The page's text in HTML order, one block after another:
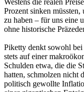
Prozent sinken
zu haben – für uns eine
ohne historische
Piketty denkt sowohl bei
stets auf einer
Schulden etwa, die die
hatten, schmolzen nicht
politisch gewollte